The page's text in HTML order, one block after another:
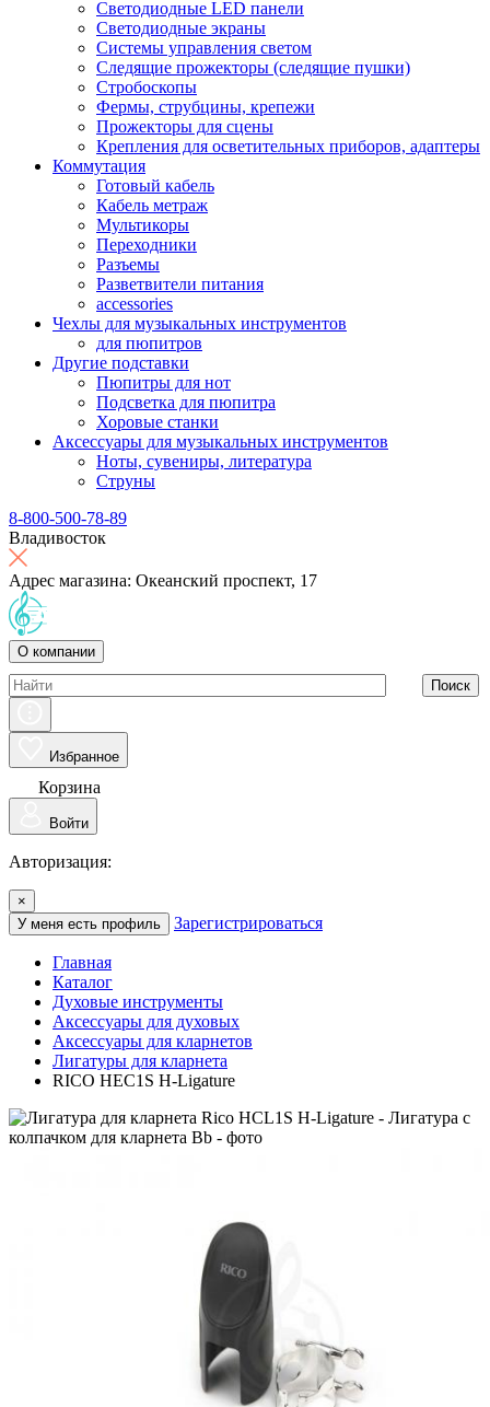
Светодиодные LED панели
Светодиодные экраны
Системы управления светом
Следящие прожекторы (следящие пушки)
Стробоскопы
Фермы, струбцины, крепежи
Прожекторы для сцены
Крепления для осветительных приборов, адаптеры
Коммутация
Готовый кабель
Кабель метраж
Мультикоры
Переходники
Разъемы
Разветвители питания
accessories
Чехлы для музыкальных инструментов
для пюпитров
Другие подставки
Пюпитры для нот
Подсветка для пюпитра
Хоровые станки
Аксессуары для музыкальных инструментов
Ноты, сувениры, литература
Струны
8-800-500-78-89
Владивосток
Адрес магазина: Океанский проспект, 17
О компании
Поиск
Избранное
Корзина
Войти
Авторизация:
×
У меня есть профиль
Зарегистрироваться
Главная
Каталог
Духовые инструменты
Аксессуары для духовых
Аксессуары для кларнетов
Лигатуры для кларнета
RICO HEC1S H-Ligature